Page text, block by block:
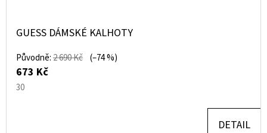
GUESS DÁMSKÉ KALHOTY
Původně:2 690 Kč (–74 %)
673 Kč
30
DETAIL